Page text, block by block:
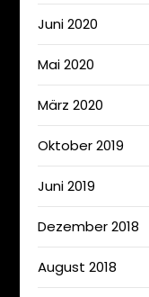
Juni 2020
Mai 2020
März 2020
Oktober 2019
Juni 2019
Dezember 2018
August 2018